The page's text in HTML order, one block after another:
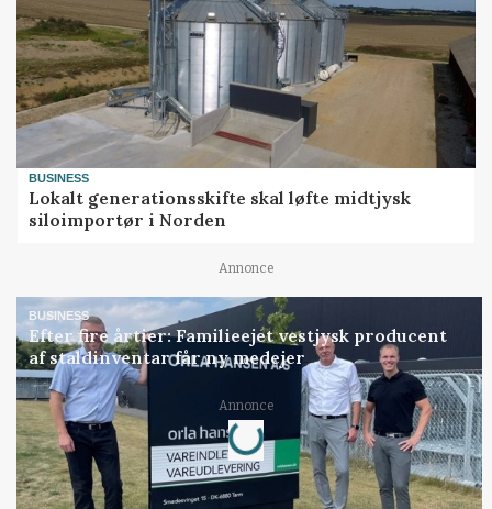
BUSINESS
Lokalt generationsskifte skal løfte midtjysk
siloimportør i Norden
Annonce
BUSINESS
Efter fire årtier: Familieejet vestjysk producent
af staldinventar får ny medejer
Annonce
Loading...